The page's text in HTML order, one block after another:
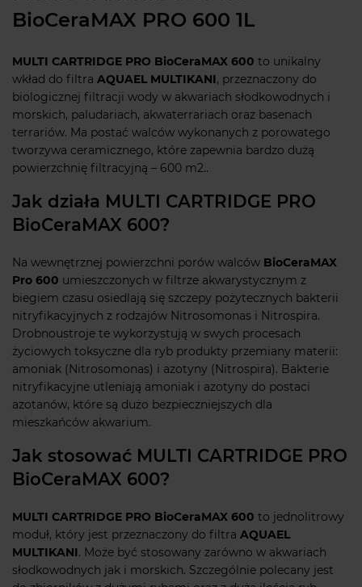
BioCeraMAX PRO 600 1L
MULTI CARTRIDGE PRO BioCeraMAX 600 to unikalny
wkład do filtra AQUAEL MULTIKANI, przeznaczony do
biologicznej filtracji wody w akwariach słodkowodnych i
morskich, paludariach, akwaterrariach oraz basenach
terrariów. Ma postać walców wykonanych z porowatego
tworzywa ceramicznego, które zapewnia bardzo dużą
powierzchnię filtracyjną – 600 m2..
Jak działa MULTI CARTRIDGE PRO
BioCeraMAX 600?
Na wewnętrznej powierzchni porów walców BioCeraMAX
Pro 600 umieszczonych w filtrze akwarystycznym z
biegiem czasu osiedlają się szczepy pożytecznych bakterii
nitryfikacyjnych z rodzajów Nitrosomonas i Nitrospira.
Drobnoustroje te wykorzystują w swych procesach
życiowych toksyczne dla ryb produkty przemiany materii:
amoniak (Nitrosomonas) i azotyny (Nitrospira). Bakterie
nitryfikacyjne utleniają amoniak i azotyny do postaci
azotanów, które są dużo bezpieczniejszych dla
mieszkańców akwarium.
Jak stosować MULTI CARTRIDGE PRO
BioCeraMAX 600?
MULTI CARTRIDGE PRO BioCeraMAX 600 to jednolitrowy
moduł, który jest przeznaczony do filtra AQUAEL
MULTIKANI. Może być stosowany zarówno w akwariach
słodkowodnych jak i morskich. Szczególnie polecany jest